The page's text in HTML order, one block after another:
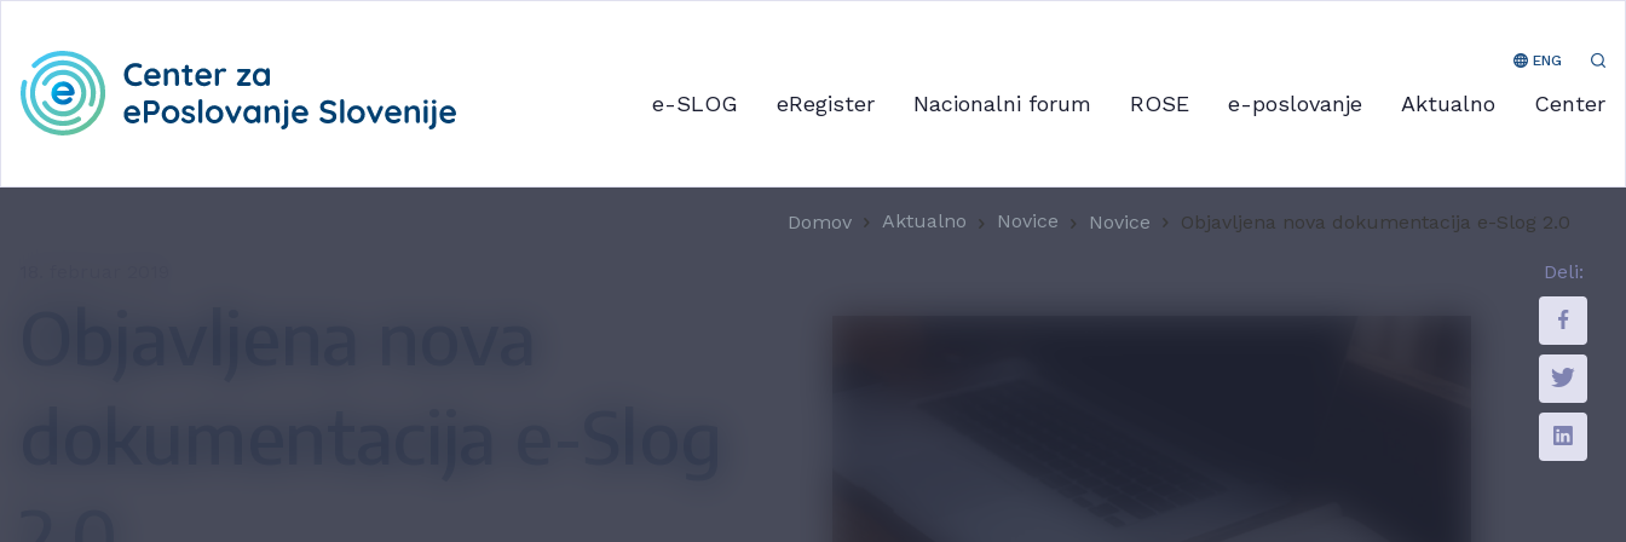
ENG
e-SLOG eRegister Nacionalni forum ROSE e-poslovanje Aktualno Center
Domov Aktualno Novice Novice Objavljena nova dokumentacija e-Slog 2.0
Deli: